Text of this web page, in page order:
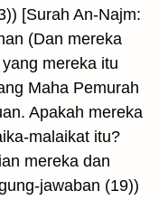
[Surah An-Najm:
(Dan mereka
mereka itu
Maha Pemurah
Apakah mereka
malaikat itu?
mereka dan
jawaban (19))